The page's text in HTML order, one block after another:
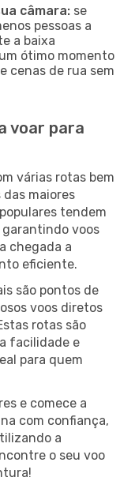
câmara: se
pessoas a
a baixa
ótimo momento
cenas de rua sem
voar para
várias rotas bem
maiores
tendem
garantindo voos
chegada a
eficiente.
são pontos de
voos diretos
rotas são
facilidade e
para quem
e comece a
com confiança,
a
o seu voo